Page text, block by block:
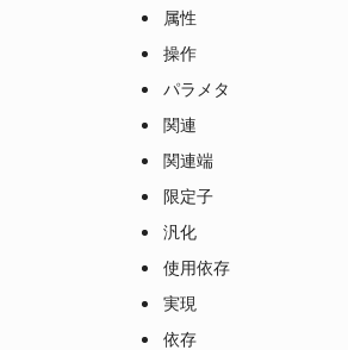
属性
操作
パラメタ
関連
関連端
限定子
汎化
使用依存
実現
依存